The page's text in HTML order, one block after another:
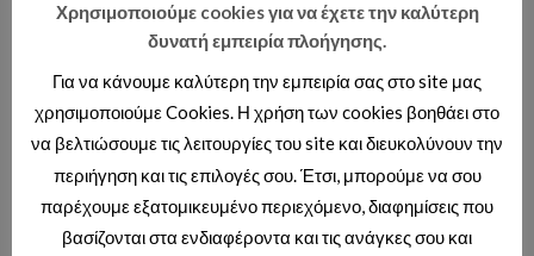
DESCRIPTION
https://tema.gr/wp-content/uploads/2017/12/11100-
VERSO-DM.pdf
Χρησιμοποιούμε cookies για να έχετε την καλύτερη
δυνατή εμπειρία πλοήγησης.
Για να κάνουμε καλύτερη την εμπειρία σας στο site μας
χρησιμοποιούμε Cookies. Η χρήση των cookies βοηθάει στο
να βελτιώσουμε τις λειτουργίες του site και διευκολύνουν την
περιήγηση και τις επιλογές σου. Έτσι, μπορούμε να σου
παρέχουμε εξατομικευμένο περιεχόμενο, διαφημίσεις που
βασίζονται στα ενδιαφέροντα και τις ανάγκες σου και